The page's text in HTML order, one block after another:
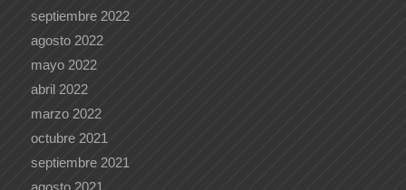
septiembre 2022
agosto 2022
mayo 2022
abril 2022
marzo 2022
octubre 2021
septiembre 2021
agosto 2021